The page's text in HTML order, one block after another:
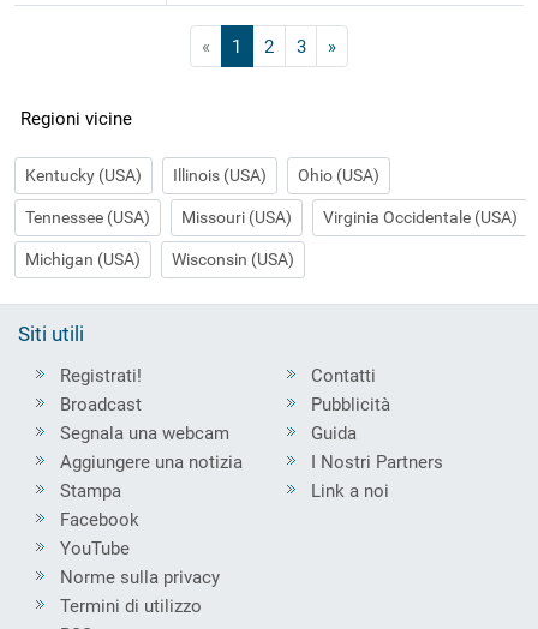
« 1 2 3 »
Regioni vicine
Kentucky (USA) Illinois (USA) Ohio (USA)
Tennessee (USA) Missouri (USA) Virginia Occidentale (USA)
Michigan (USA) Wisconsin (USA)
Siti utili
Registrati!
Broadcast
Segnala una webcam
Aggiungere una notizia
Stampa
Contatti
Pubblicità
Guida
I Nostri Partners
Link a noi
Facebook
YouTube
Norme sulla privacy
Termini di utilizzo